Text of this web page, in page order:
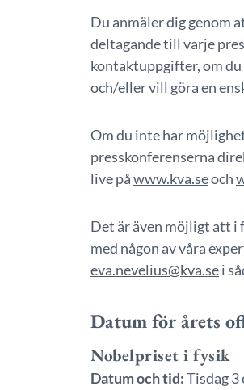
Du anmäler dig genom
deltagande till varje
kontaktuppgifter, om
och/eller vill göra en
Om du inte har
presskonferenserna
live påwww.kva.seoch
Det är även möjligt att i
med någon av våra
eva.nevelius@kva.sei
Datum för årets
Nobelpriset i fysik
Datum och tid:Tisdag